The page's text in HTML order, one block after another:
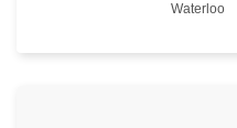
Plaats
Waterloo